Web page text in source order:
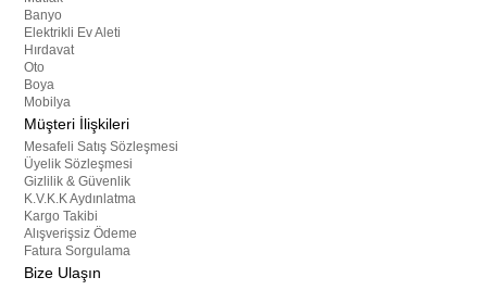
Banyo
Elektrikli Ev Aleti
Hırdavat
Oto
Boya
Mobilya
Müşteri İlişkileri
Mesafeli Satış Sözleşmesi
Üyelik Sözleşmesi
Gizlilik & Güvenlik
K.V.K.K Aydınlatma
Kargo Takibi
Alışverişsiz Ödeme
Fatura Sorgulama
Bize Ulaşın